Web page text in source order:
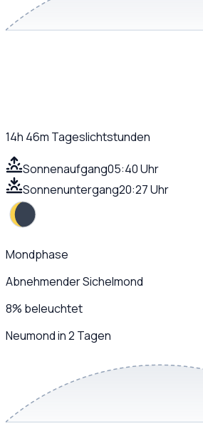
14h 46m Tageslichtstunden
Sonnenaufgang05:40 Uhr
Sonnenuntergang20:27 Uhr
Mondphase
Abnehmender Sichelmond
8% beleuchtet
Neumond in 2 Tagen